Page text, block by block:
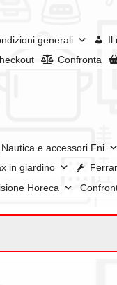
generali Il
Confronta
Nautica e accessori Fni
in giardino
Horeca
I nostri negozi
CheckoutIl mio